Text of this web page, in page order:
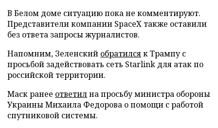
В Белом доме ситуацию пока не комментируют.
Представители компании SpaceX также оставили
без ответа запросы журналистов.
Напомним, Зеленский обратилсяк Трампу с
просьбой задействовать сеть Starlink для атак по
российской территории.
Маск ранее ответилна просьбу министра обороны
Украины Михаила Федорова о помощи с работой
спутниковой системы.